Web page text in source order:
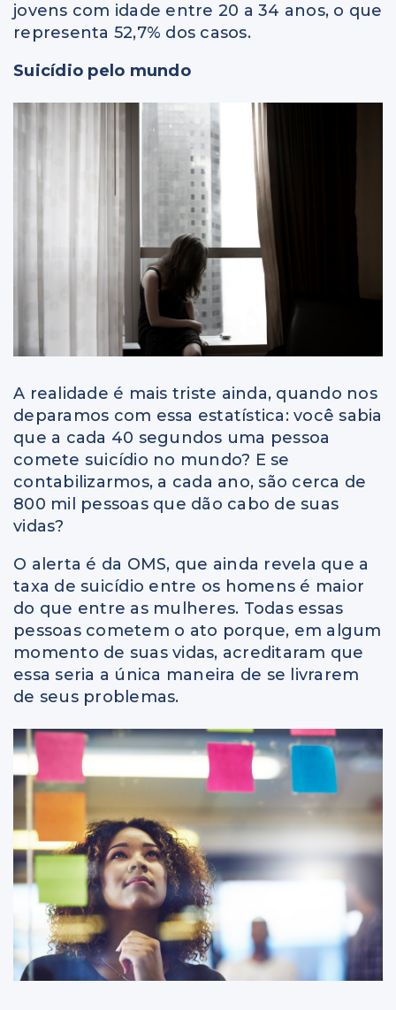
jovens com idade entre 20 a 34 anos, o que
representa 52,7% dos casos.
Suicídio pelo mundo
A realidade é mais triste ainda, quando nos
deparamos com essa estatística: você sabia
que a cada 40 segundos uma pessoa
comete suicídio no mundo? E se
contabilizarmos, a cada ano, são cerca de
800 mil pessoas que dão cabo de suas
vidas?
O alerta é da OMS, que ainda revela que a
taxa de suicídio entre os homens é maior
do que entre as mulheres. Todas essas
pessoas cometem o ato porque, em algum
momento de suas vidas, acreditaram que
essa seria a única maneira de se livrarem
de seus problemas.